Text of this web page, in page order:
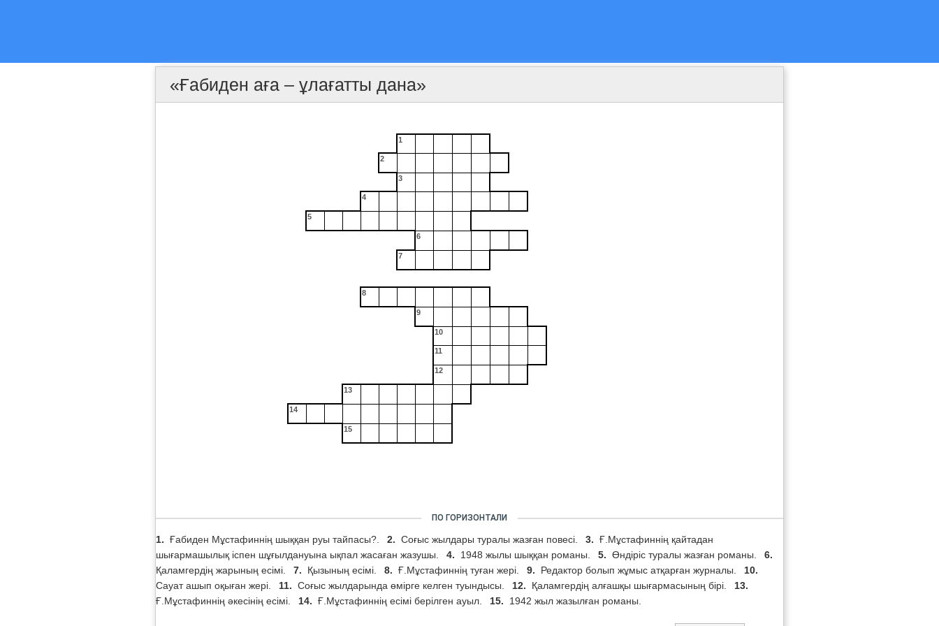
«Ғабиден аға – ұлағатты дана»
1
2
3
4
5
6
7
8
9
10
11
12
13
14
15
ПО ГОРИЗОНТАЛИ
1. Ғабиден Мұстафиннің шыққан руы тайпасы?. 2. Соғыс жылдары туралы жазған повесі. 3. Ғ.Мұстафиннің қайтадан
шығармашылық іспен шұғылдануына ықпал жасаған жазушы.
4. 1948 жылы шыққан романы. 5. Өндіріс туралы жазған романы.
6.
Қаламгердің жарының есімі.
7. Қызының есімі. 8. Ғ.Мұстафиннің туған жері. 9. Редактор болып жұмыс атқарған журналы.
10.
Сауат ашып оқыған жері.
11. Соғыс жылдарында өмірге келген туындысы. 12. Қаламгердің алғашқы шығармасының бірі.
13.
Ғ.Мұстафиннің әкесінің есімі.
14. Ғ.Мұстафиннің есімі берілген ауыл. 15. 1942 жыл жазылған романы.